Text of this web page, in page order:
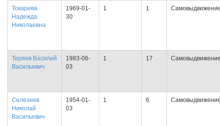
Токарева
Надежда
Николаевна
1969-01-
30
1 1
Теряев Василий
Васильевич
1983-06-
03
1 17
Селезнев
Николай
Васильевич
1954-01-
03
1 6